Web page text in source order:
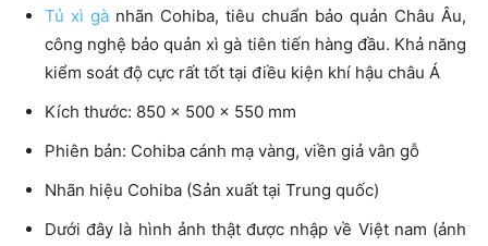
Tủ xì gà nhãn Cohiba, tiêu chuẩn bảo quản Châu Âu,
công nghệ bảo quản xì gà tiên tiến hàng đầu. Khả năng
kiểm soát độ cực rất tốt tại điều kiện khí hậu châu Á
Kích thước: 850 x 500 x 550 mm
Phiên bản: Cohiba cánh mạ vàng, viền giả vân gỗ
Nhãn hiệu Cohiba (Sản xuất tại Trung quốc)
Dưới đây là hình ảnh thật được nhập về Việt nam (ảnh